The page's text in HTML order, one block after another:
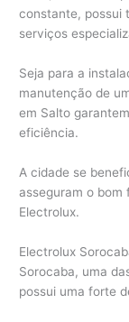
constante, possui
serviços
Seja para a
manutenção de
em Salto
eficiência.
A cidade se
asseguram o bom
Electrolux.
Electrolux
Sorocaba, uma
possui uma forte